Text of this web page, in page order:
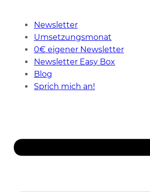
Newsletter
Umsetzungsmonat
0€ eigener Newsletter
Newsletter Easy Box
Blog
Sprich mich an!